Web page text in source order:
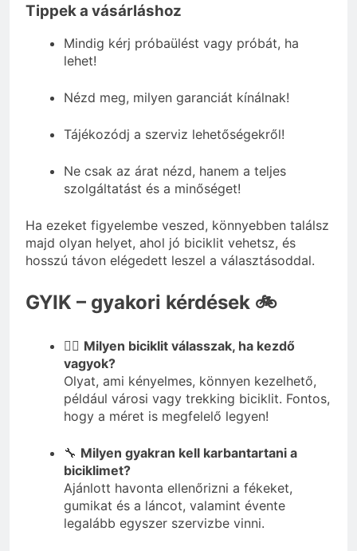
Tippek a vásárláshoz
Mindig kérj próbaülést vagy próbát, ha
lehet!
Nézd meg, milyen garanciát kínálnak!
Tájékozódj a szerviz lehetőségekről!
Ne csak az árat nézd, hanem a teljes
szolgáltatást és a minőséget!
Ha ezeket figyelembe veszed, könnyebben találsz
majd olyan helyet, ahol jó biciklit vehetsz, és
hosszú távon elégedett leszel a választásoddal.
GYIK – gyakori kérdések 🚲
🚴‍♂️ Milyen biciklit válasszak, ha kezdő
vagyok?
Olyat, ami kényelmes, könnyen kezelhető,
például városi vagy trekking biciklit. Fontos,
hogy a méret is megfelelő legyen!
🔧 Milyen gyakran kell karbantartani a
biciklimet?
Ajánlott havonta ellenőrizni a fékeket,
gumikat és a láncot, valamint évente
legalább egyszer szervizbe vinni.